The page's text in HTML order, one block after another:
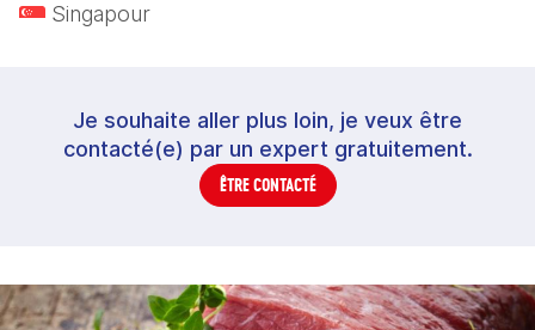
Singapour
Je souhaite aller plus loin, je veux être
contacté(e) par un expert gratuitement.
ÊTRE CONTACTÉ